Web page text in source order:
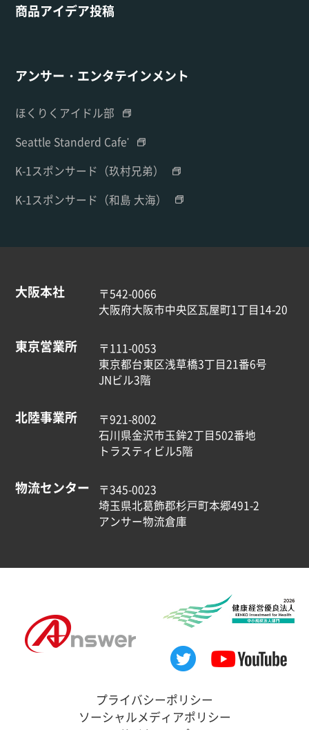
商品アイデア投稿
アンサー・エンタテインメント
ほくりくアイドル部
Seattle Standerd Cafe'
K-1スポンサード（玖村兄弟）
K-1スポンサード（和島 大海）
大阪本社
〒542-0066
大阪府大阪市中央区瓦屋町1丁目14-20
東京営業所
〒111-0053
東京都台東区浅草橋3丁目21番6号
JNビル3階
北陸事業所
〒921-8002
石川県金沢市玉鉾2丁目502番地
トラスティビル5階
物流センター
〒345-0023
埼玉県北葛飾郡杉戸町本郷491-2
アンサー物流倉庫
プライバシーポリシー
ソーシャルメディアポリシー